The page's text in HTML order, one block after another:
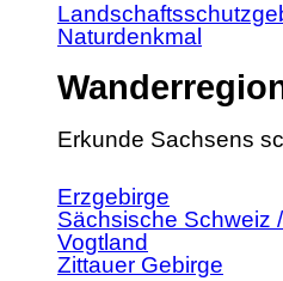
Naturdenkmal
Erkunde Sachsens
Erzgebirge
Sächsische Schweiz
Vogtland
Zittauer Gebirge